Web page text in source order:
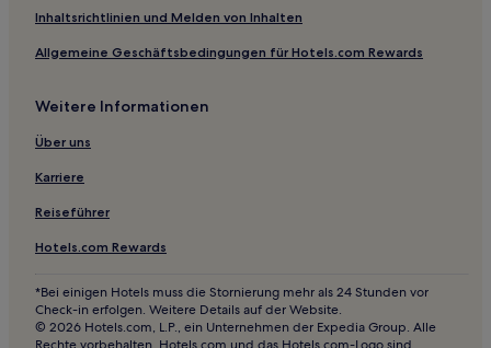
Hotels nahe Station Xindian
Taipeh Hotels
Hotels nahe Bopiliao Old Street
Hotels nahe Bahnhof Wulai Scenic
Hotels nahe Taipei Expo Park
Hotels nahe U-Bahn-Station Ximen
Hotels nahe Station Gongguan
Hotels nahe Station Yongning
Hotels nahe Station Daan
Hotels nahe Taipei Hauptbahnhof
Inhaltsrichtlinien und Melden von Inhalten
Allgemeine Geschäftsbedingungen für Hotels.com Rewards
Weitere Informationen
Über uns
Karriere
Reiseführer
Hotels.com Rewards
*Bei einigen Hotels muss die Stornierung mehr als 24 Stunden vor
Check-in erfolgen. Weitere Details auf der Website.
© 2026 Hotels.com, L.P., ein Unternehmen der Expedia Group. Alle
Rechte vorbehalten. Hotels.com und das Hotels.com-Logo sind